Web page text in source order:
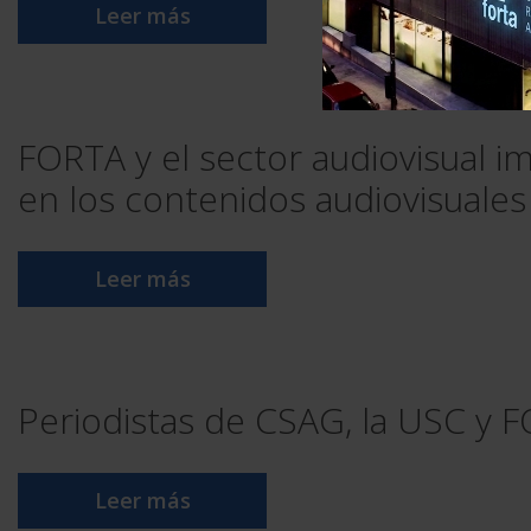
Leer más
FORTA y el sector audiovisual
en los contenidos audiovisuales
Leer más
Periodistas de CSAG, la USC
Leer más